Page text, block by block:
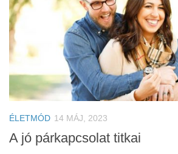
ÉLETMÓD 14 MÁJ, 2023
A jó párkapcsolat titkai